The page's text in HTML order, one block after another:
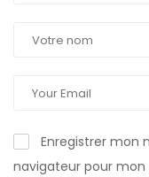
Enregistrer mon
navigateur pour